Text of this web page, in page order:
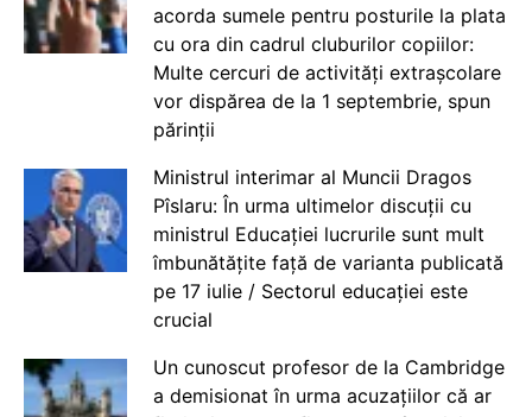
acorda sumele pentru posturile la plata
cu ora din cadrul cluburilor copiilor:
Multe cercuri de activități extrașcolare
vor dispărea de la 1 septembrie, spun
părinții
Ministrul interimar al Muncii Dragos
Pîslaru: În urma ultimelor discuții cu
ministrul Educației lucrurile sunt mult
îmbunătățite față de varianta publicată
pe 17 iulie / Sectorul educației este
crucial
Un cunoscut profesor de la Cambridge
a demisionat în urma acuzațiilor că ar